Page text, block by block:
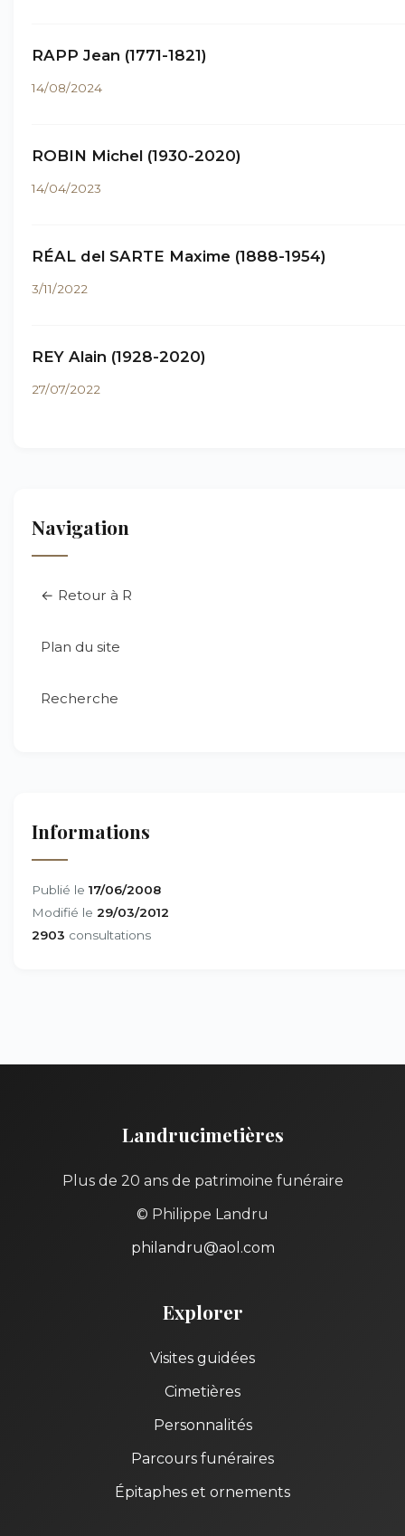
RAPP Jean (1771-1821)
14/08/2024
ROBIN Michel (1930-2020)
14/04/2023
RÉAL del SARTE Maxime (1888-1954)
3/11/2022
REY Alain (1928-2020)
27/07/2022
Navigation
← Retour à R
Plan du site
Recherche
Informations
Publié le 17/06/2008
Modifié le 29/03/2012
2903 consultations
Landrucimetières
Plus de 20 ans de patrimoine funéraire
© Philippe Landru
philandru@aol.com
Explorer
Visites guidées
Cimetières
Personnalités
Parcours funéraires
Épitaphes et ornements